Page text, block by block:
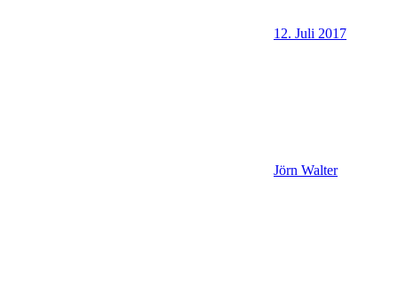
12. Juli 2017
Jörn Walter